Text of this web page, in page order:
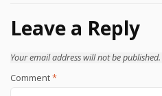
Leave a Reply
Your email address will not be published.
Comment*